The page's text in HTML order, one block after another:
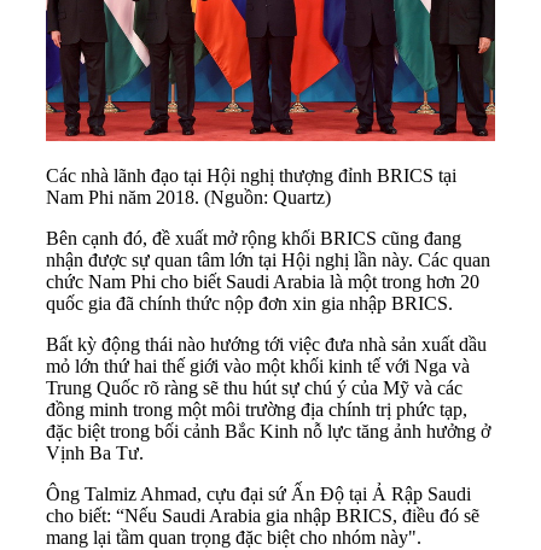
Các nhà lãnh đạo tại Hội nghị thượng đỉnh BRICS tại
Nam Phi năm 2018. (Nguồn: Quartz)
Bên cạnh đó, đề xuất mở rộng khối BRICS cũng đang
nhận được sự quan tâm lớn tại Hội nghị lần này. Các quan
chức Nam Phi cho biết Saudi Arabia là một trong hơn 20
quốc gia đã chính thức nộp đơn xin gia nhập BRICS.
Bất kỳ động thái nào hướng tới việc đưa nhà sản xuất dầu
mỏ lớn thứ hai thế giới vào một khối kinh tế với Nga và
Trung Quốc rõ ràng sẽ thu hút sự chú ý của Mỹ và các
đồng minh trong một môi trường địa chính trị phức tạp,
đặc biệt trong bối cảnh Bắc Kinh nỗ lực tăng ảnh hưởng ở
Vịnh Ba Tư.
Ông Talmiz Ahmad, cựu đại sứ Ấn Độ tại Ả Rập Saudi
cho biết: “Nếu Saudi Arabia gia nhập BRICS, điều đó sẽ
mang lại tầm quan trọng đặc biệt cho nhóm này".